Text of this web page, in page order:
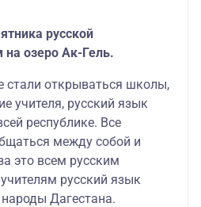
русской
озеро Ак-Гель.
стали открываться школы,
учителя, русский язык
республике. Все
между собой и
это всем русским
русский язык
Дагестана.